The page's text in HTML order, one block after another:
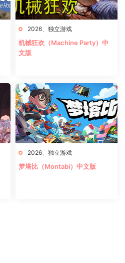
2026 独立游戏
机械狂欢（Machine Party）中
文版
2026 独立游戏
梦塔比（Montabi）中文版